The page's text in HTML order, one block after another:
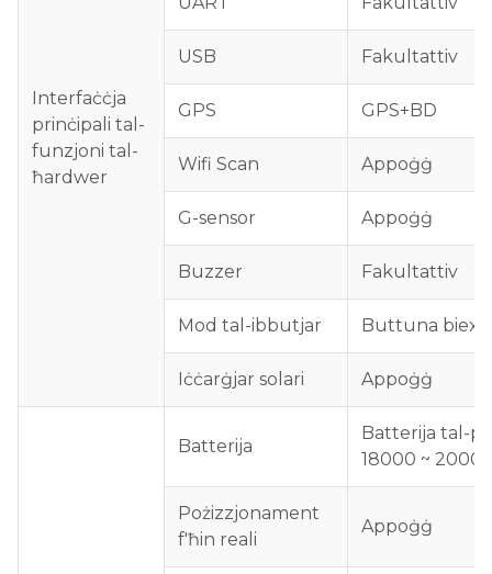
Interfaċċja
prinċipali tal-
funzjoni tal-
ħardwer
USB Fakultattiv
GPS GPS+BD
Wifi Scan Appoġġ
G-sensor Appoġġ
Buzzer Fakultattiv
Mod tal-ibbutjar Buttuna biex
Iċċarġjar solari Appoġġ
Batterija
Batterija tal-
18000 ~
Pożizzjonament
f'ħin reali
Appoġġ